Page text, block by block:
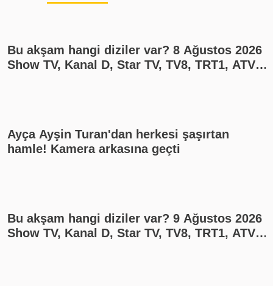
Bu akşam hangi diziler var? 8 Ağustos 2026
Show TV, Kanal D, Star TV, TV8, TRT1, ATV
Ayça Ayşin Turan'dan herkesi şaşırtan
hamle! Kamera arkasına geçti
Bu akşam hangi diziler var? 9 Ağustos 2026
Show TV, Kanal D, Star TV, TV8, TRT1, ATV